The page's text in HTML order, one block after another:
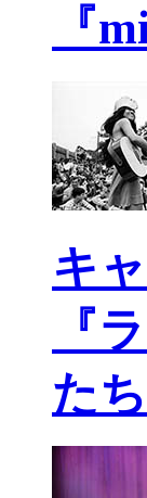
『
キ
『
たち